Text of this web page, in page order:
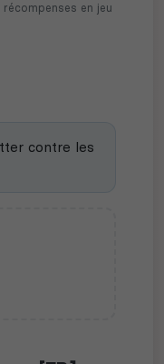
en jeu
contre les